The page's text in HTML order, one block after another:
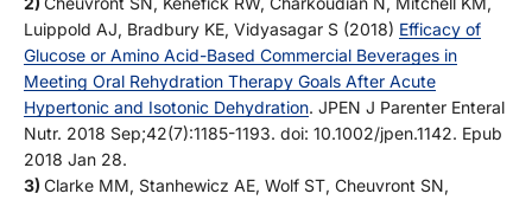
Luippold AJ, Bradbury KE, Vidyasagar S (2018) Efficacy of
Glucose or Amino Acid-Based Commercial Beverages in
Meeting Oral Rehydration Therapy Goals After Acute
Hypertonic and Isotonic Dehydration. JPEN J Parenter Enteral
Nutr. 2018 Sep;42(7):1185-1193. doi: 10.1002/jpen.1142. Epub
2018 Jan 28.
3) Clarke MM, Stanhewicz AE, Wolf ST, Cheuvront SN,